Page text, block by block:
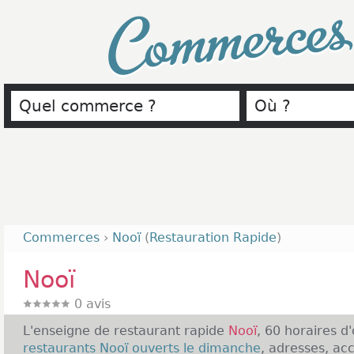
Commerces › Nooï (Restauration Rapide)
Nooï
0 avis
L'enseigne de restaurant rapide Nooï, 60 horaires
restaurants Nooï ouverts le dimanche, adresses,